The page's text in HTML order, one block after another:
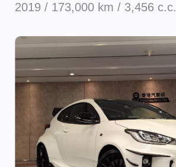
2019 / 173,000 km / 3,456 c.c.